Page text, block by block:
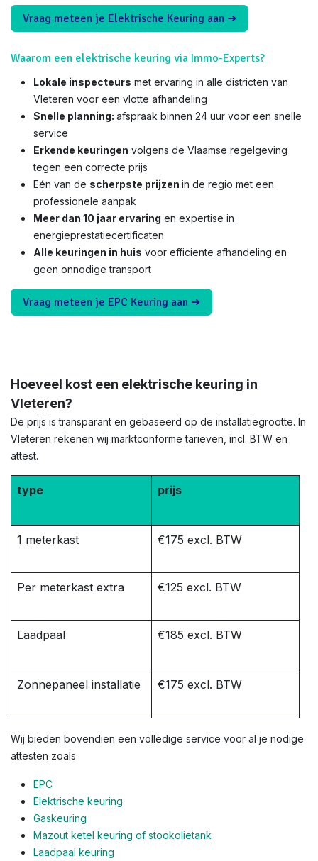
Vraag meteen je Elektrische Keuring aan ➜
Waarom een elektrische keuring via Immo-Experts?
Lokale inspecteurs met ervaring in alle districten van
Vleteren voor een vlotte afhandeling
Snelle planning: afspraak binnen 24 uur voor een snelle
service
Erkende keuringen volgens de Vlaamse regelgeving
tegen een correcte prijs
Eén van de scherpste prijzen in de regio met een
professionele aanpak
Meer dan 10 jaar ervaring en expertise in
energieprestatiecertificaten
Alle keuringen in huis voor efficiente afhandeling en
geen onnodige transport
Vraag meteen je EPC Keuring aan ➜
Hoeveel kost een elektrische keuring in
Vleteren?
De prijs is transparant en gebaseerd op de installatiegrootte. In
Vleteren rekenen wij marktconforme tarieven, incl. BTW en
attest.
type prijs
1 meterkast €175 excl. BTW
Per meterkast extra €125 excl. BTW
Laadpaal €185 excl. BTW
Zonnepaneel installatie €175 excl. BTW
Wij bieden bovendien een volledige service voor al je nodige
attesten zoals
EPC
Elektrische keuring
Gaskeuring
Mazout ketel keuring of stookolietank
Laadpaal keuring